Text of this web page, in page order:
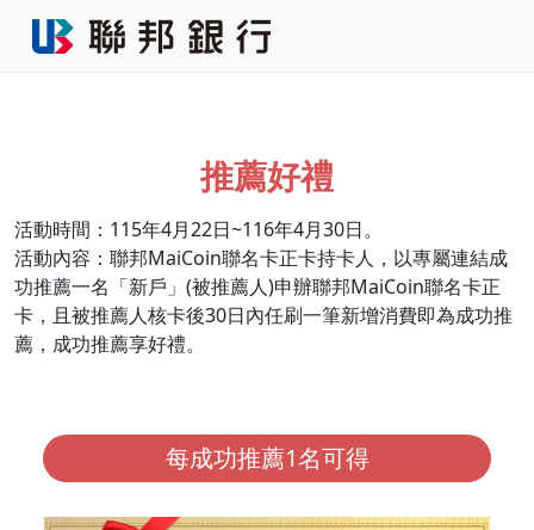
推薦好禮
活動時間：115年4月22日~116年4月30日。
活動內容：聯邦MaiCoin聯名卡正卡持卡人，以專屬連結成
功推薦一名「新戶」(被推薦人)申辦聯邦MaiCoin聯名卡正
卡，且被推薦人核卡後30日內任刷一筆新增消費即為成功推
薦，成功推薦享好禮。
每成功推薦1名可得